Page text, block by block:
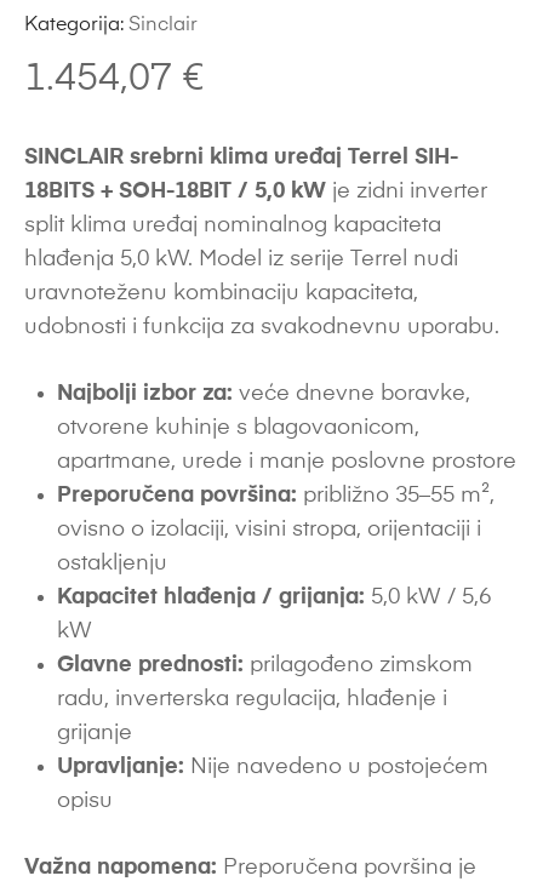
1.454,07 €
SINCLAIR srebrni klima uređaj Terrel SIH-
18BITS + SOH-18BIT / 5,0 kW je zidni inverter
split klima uređaj nominalnog kapaciteta
hlađenja 5,0 kW. Model iz serije Terrel nudi
uravnoteženu kombinaciju kapaciteta,
udobnosti i funkcija za svakodnevnu uporabu.
Najbolji izbor za: veće dnevne boravke,
otvorene kuhinje s blagovaonicom,
apartmane, urede i manje poslovne prostore
Preporučena površina: približno 35–55 m²,
ovisno o izolaciji, visini stropa, orijentaciji i
ostakljenju
Kapacitet hlađenja / grijanja: 5,0 kW / 5,6
kW
Glavne prednosti: prilagođeno zimskom
radu, inverterska regulacija, hlađenje i
grijanje
Upravljanje: Nije navedeno u postojećem
opisu
Važna napomena: Preporučena površina je
Kategorija: Sinclair